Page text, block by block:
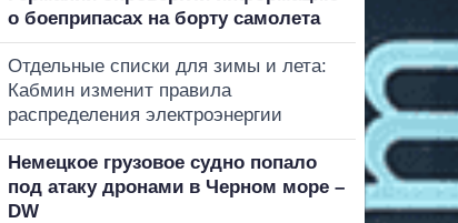
о боеприпасах на борту самолета
Отдельные списки для зимы и лета:
Кабмин изменит правила
распределения электроэнергии
Немецкое грузовое судно попало
под атаку дронами в Черном море –
DW